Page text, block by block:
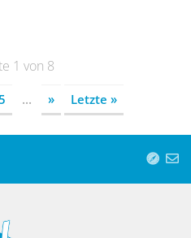
1 von 8
... » Letzte »